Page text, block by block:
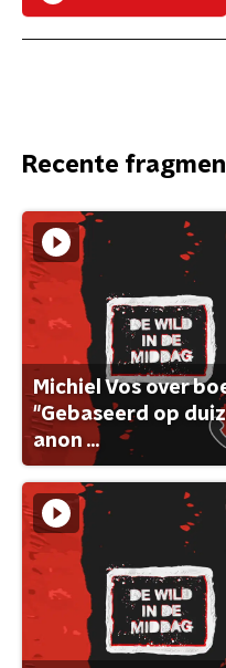
Recente
Michiel Vos over
"Gebaseerd op
anon ...